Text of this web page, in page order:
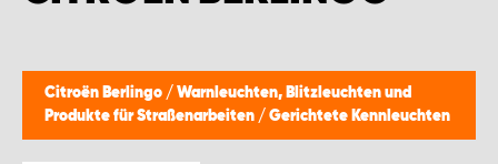
Citroën Berlingo / Warnleuchten, Blitzleuchten und
Produkte für Straßenarbeiten / Gerichtete Kennleuchten